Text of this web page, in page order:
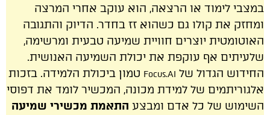
במצבי לימוד או הרצאה, הוא עוקב אחרי המרצה
ומחזק את קולו גם כשהוא זז בחדר. הדיוק והתגובה
האוטומטית יוצרים חוויית שמיעה טבעית ומרשימה,
שלעיתים אף עוקפת את יכולת השמיעה האנושית.
החידוש הגדול של Focus.AI טמון ביכולת הלמידה. בזכות
אלגוריתמים של למידת מכונה, המכשיר לומד את דפוסי
השימוש של כל אדם ומבצע התאמת מכשירי שמיעה